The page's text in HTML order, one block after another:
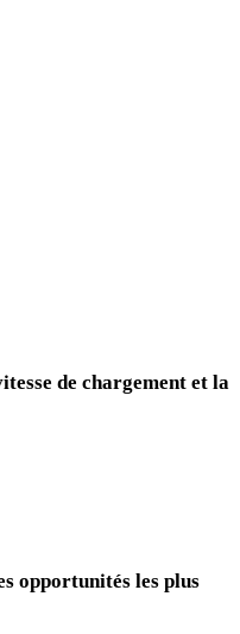
de chargement et la
opportunités les plus